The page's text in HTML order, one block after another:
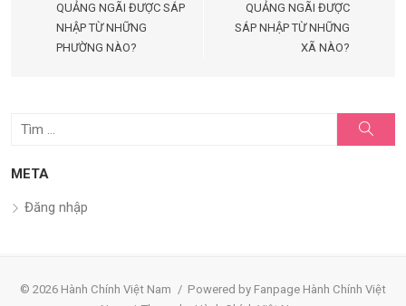
viết
QUẢNG NGÃI ĐƯỢC SÁP
NHẬP TỪ NHỮNG
PHƯỜNG NÀO?
QUẢNG NGÃI ĐƯỢC
SÁP NHẬP TỪ NHỮNG
XÃ NÀO?
Tìm
quả
kiếm
META
Đăng nhập
© 2026 Hành Chính Việt Nam / Powered by Fanpage Hành Chính Việt